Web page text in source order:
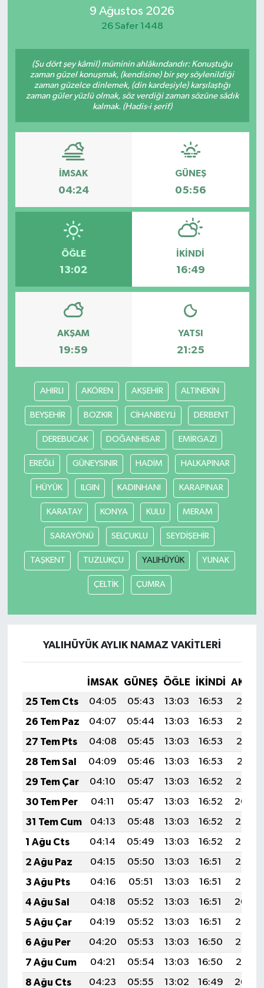
9 Ağustos 2026
26 Safer 1448
(Şu dört şey kâmil) müminin ahlâkındandır: Konuştuğu
zaman güzel konuşmak, (kendisine) bir şey söylenildiği
zaman güzelce dinlemek, (din kardeşiyle) karşılaştığı
zaman güler yüzlü olmak, söz verdiği zaman sözüne sâdık
kalmak. (Hadis-i şerif)
İMSAK
04:24
GÜNEŞ
05:56
ÖĞLE
13:02
İKINDI
16:49
AKŞAM
19:59
YATSI
21:25
AHIRLI AKÖREN AKŞEHİR ALTINEKİN
BEYŞEHİR BOZKIR CİHANBEYLİ DERBENT
DEREBUCAK DOĞANHİSAR EMİRGAZİ
EREĞLİ GÜNEYSINIR HADİM HALKAPINAR
HÜYÜK ILGIN KADINHANI KARAPINAR
KARATAY KONYA KULU MERAM
SARAYÖNÜ SELÇUKLU SEYDİŞEHİR
TAŞKENT TUZLUKÇU YALIHÜYÜK YUNAK
ÇELTİK ÇUMRA
YALIHÜYÜK AYLIK NAMAZ VAKITLERI
İMSAK GÜNEŞ ÖĞLE İKINDI
25 Tem Cts
04:05 05:43 13:03 16:53
20:13
26 Tem Paz
04:07 05:44 13:03 16:53
20:12
27 Tem Pts
04:08 05:45 13:03 16:53
20:12
28 Tem Sal
04:09 05:46 13:03 16:53
20:11
29 Tem Çar
04:10 05:47 13:03 16:52
20:10
30 Tem Per
04:11 05:47 13:03 16:52
20:09
31 Tem Cum
04:13 05:48 13:03 16:52
20:08
1 Ağu Cts
04:14 05:49 13:03 16:52
20:07
2 Ağu Paz
04:15 05:50 13:03 16:51
20:06
3 Ağu Pts
04:16 05:51 13:03 16:51
20:05
4 Ağu Sal
04:18 05:52 13:03 16:51
20:04
5 Ağu Çar
04:19 05:52 13:03 16:51
20:03
6 Ağu Per
04:20 05:53 13:03 16:50
20:02
7 Ağu Cum
04:21 05:54 13:03 16:50
20:01
8 Ağu Cts
04:23 05:55 13:02 16:49
20:00
Mersin
Mersin Tarihi
Resmi İlan
Teknoloji